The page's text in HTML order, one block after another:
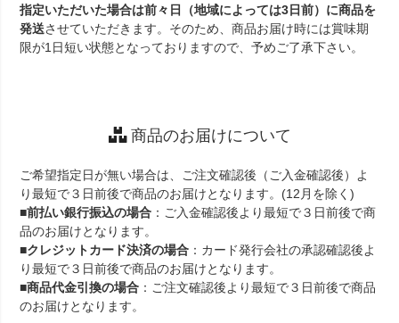
指定いただいた場合は前々日（地域によっては3日前）に商品を
発送させていただきます。そのため、商品お届け時には賞味期
限が1日短い状態となっておりますので、予めご了承下さい。
商品のお届けについて
ご希望指定日が無い場合は、ご注文確認後（ご入金確認後）よ
り最短で３日前後で商品のお届けとなります。(12月を除く)
■前払い銀行振込の場合 ：ご入金確認後より最短で３日前後で商
品のお届けとなります。
■クレジットカード決済の場合 ：カード発行会社の承認確認後よ
り最短で３日前後で商品のお届けとなります。
■商品代金引換の場合 ：ご注文確認後より最短で３日前後で商品
のお届けとなります。